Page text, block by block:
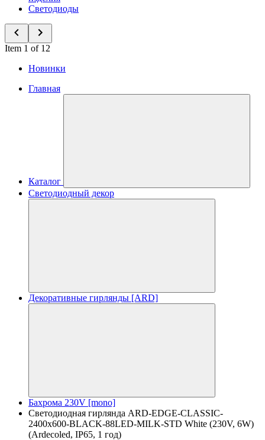
Светодиоды
Item 1 of 12
Новинки
Главная
Каталог
Светодиодный декор
Декоративные гирлянды [ARD]
Бахрома 230V [mono]
Светодиодная гирлянда ARD-EDGE-CLASSIC-
2400x600-BLACK-88LED-MILK-STD White (230V, 6W)
(Ardecoled, IP65, 1 год)